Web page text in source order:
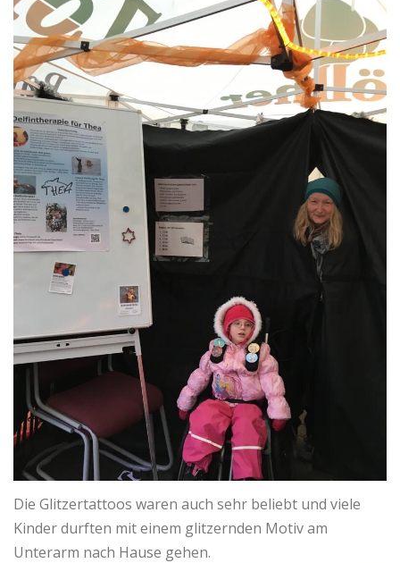
Die Glitzertattoos waren auch sehr beliebt und viele
Kinder durften mit einem glitzernden Motiv am
Unterarm nach Hause gehen.